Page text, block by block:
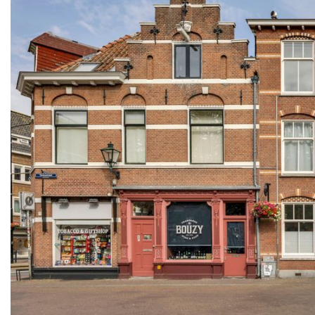
vorige